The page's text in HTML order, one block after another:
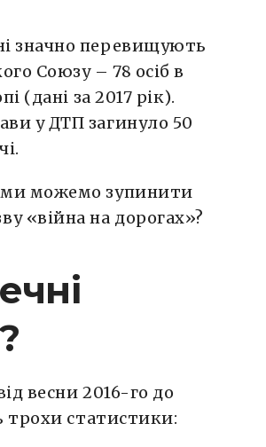
значно перевищують
Союзу – 78 осіб в
(дані за 2017 рік).
у ДТП загинуло 50
ми можемо зупинити
«війна на дорогах»?
весни 2016-го до
трохи статистики: